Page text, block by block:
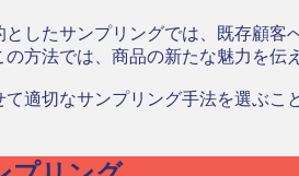
としたサンプリングでは、既存顧
方法では、商品の新たな魅力を伝
て適切なサンプリング手法を選ぶ